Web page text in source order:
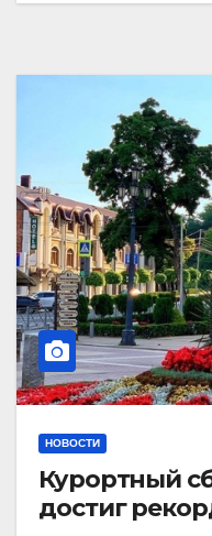
НОВОСТИ
Курортный
достиг